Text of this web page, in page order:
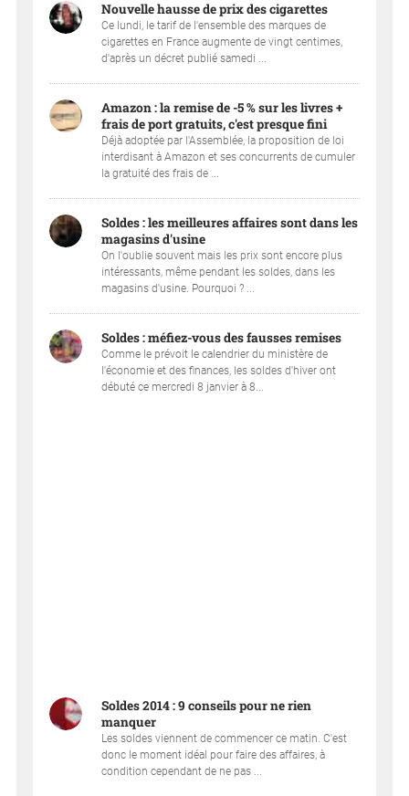
Nouvelle hausse de prix des cigarettes
Ce lundi, le tarif de l'ensemble des marques de
cigarettes en France augmente de vingt centimes,
d'après un décret publié samedi ...
Amazon : la remise de -5 % sur les livres +
frais de port gratuits, c'est presque fini
Déjà adoptée par l'Assemblée, la proposition de loi
interdisant à Amazon et ses concurrents de cumuler
la gratuité des frais de ...
Soldes : les meilleures affaires sont dans les
magasins d'usine
On l'oublie souvent mais les prix sont encore plus
intéressants, même pendant les soldes, dans les
magasins d'usine. Pourquoi ? ...
Soldes : méfiez-vous des fausses remises
Comme le prévoit le calendrier du ministère de
l'économie et des finances, les soldes d'hiver ont
débuté ce mercredi 8 janvier à 8...
Soldes 2014 : 9 conseils pour ne rien
manquer
Les soldes viennent de commencer ce matin. C'est
donc le moment idéal pour faire des affaires, à
condition cependant de ne pas ...